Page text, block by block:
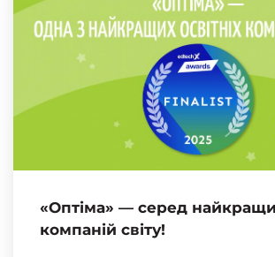
«Оптіма» — серед
компаній світу!